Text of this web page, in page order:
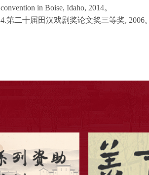
convention in Boise, Idaho, 2014。
4.第二十届田汉戏剧奖论文奖三等奖, 2006。